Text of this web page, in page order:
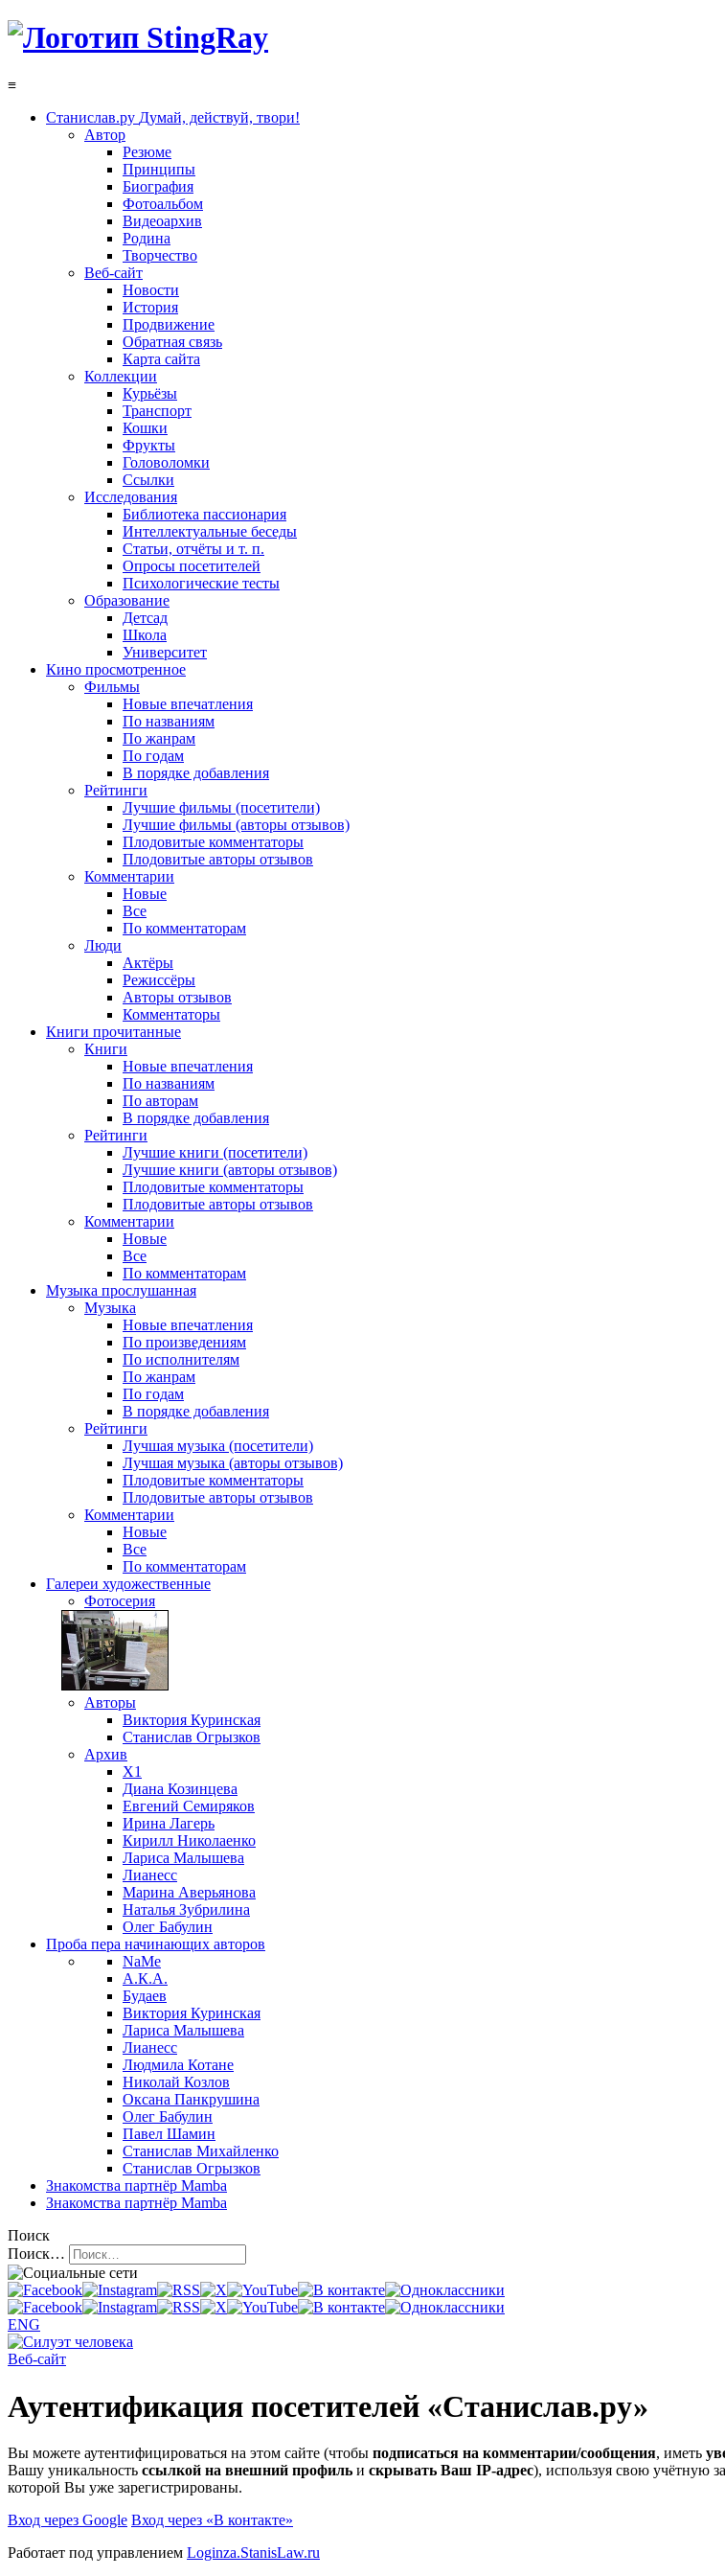
≡
Станислав.ру Думай, действуй, твори!
Автор
Резюме
Принципы
Биография
Фотоальбом
Видеоархив
Родина
Творчество
Веб-сайт
Новости
История
Продвижение
Обратная связь
Карта сайта
Коллекции
Курьёзы
Транспорт
Кошки
Фрукты
Головоломки
Ссылки
Исследования
Библиотека пассионария
Интеллектуальные беседы
Статьи, отчёты и т. п.
Опросы посетителей
Психологические тесты
Образование
Детсад
Школа
Университет
Кино просмотренное
Фильмы
Новые впечатления
По названиям
По жанрам
По годам
В порядке добавления
Рейтинги
Лучшие фильмы (посетители)
Лучшие фильмы (авторы отзывов)
Плодовитые комментаторы
Плодовитые авторы отзывов
Комментарии
Новые
Все
По комментаторам
Люди
Актёры
Режиссёры
Авторы отзывов
Комментаторы
Книги прочитанные
Книги
Новые впечатления
По названиям
По авторам
В порядке добавления
Рейтинги
Лучшие книги (посетители)
Лучшие книги (авторы отзывов)
Плодовитые комментаторы
Плодовитые авторы отзывов
Комментарии
Новые
Все
По комментаторам
Музыка прослушанная
Музыка
Новые впечатления
По произведениям
По исполнителям
По жанрам
По годам
В порядке добавления
Рейтинги
Лучшая музыка (посетители)
Лучшая музыка (авторы отзывов)
Плодовитые комментаторы
Плодовитые авторы отзывов
Комментарии
Новые
Все
По комментаторам
Галереи художественные
Фотосерия
Авторы
Виктория Куринская
Станислав Огрызков
Архив
X1
Диана Козинцева
Евгений Семиряков
Ирина Лагерь
Кирилл Николаенко
Лариса Малышева
Лианесс
Марина Аверьянова
Наталья Зубрилина
Олег Бабулин
Проба пера начинающих авторов
NaMe
А.К.А.
Будаев
Виктория Куринская
Лариса Малышева
Лианесс
Людмила Котане
Николай Козлов
Оксана Панкрушина
Олег Бабулин
Павел Шамин
Станислав Михайленко
Станислав Огрызков
Знакомства партнёр Mamba
Знакомства партнёр Mamba
Поиск
Поиск…
ENG
Веб-сайт
Аутентификация посетителей «Станислав.ру»
Вы можете аутентифицироваться на этом сайте (чтобы подписаться на комментарии/сообщения, иметь
Вашу уникальность ссылкой на внешний профиль и скрывать Ваш IP-адрес), используя свою учётную
которой Вы уже зарегистрированы.
Вход через Google Вход через «В контакте»
Работает под управлением Loginza.StanisLaw.ru